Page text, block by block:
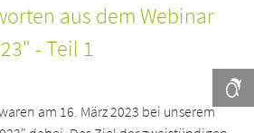
aus dem Webinar
- Teil 1
am 16. März 2023 bei unserem